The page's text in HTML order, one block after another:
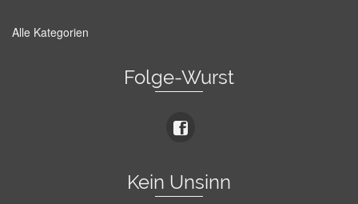
Alle Kategorien
Folge-Wurst
Kein Unsinn